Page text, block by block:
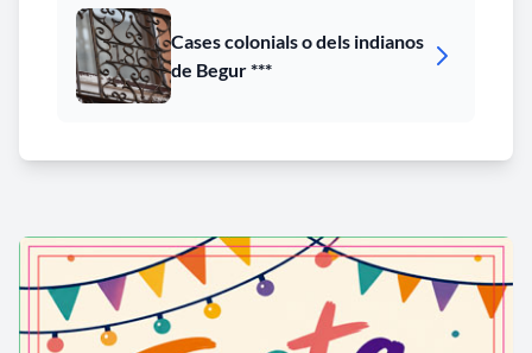
Cases colonials o dels indianos
de Begur ***